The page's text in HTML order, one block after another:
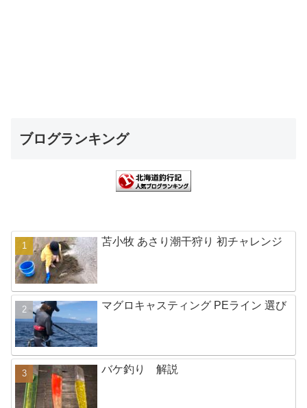
ブログランキング
苫小牧 あさり潮干狩り 初チャレンジ
マグロキャスティング PEライン 選び
バケ釣り 解説